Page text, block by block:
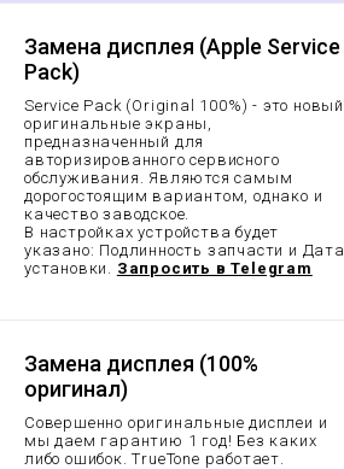
Замена дисплея (Apple Service
Pack)
Service Pack (Original 100%) - это новый
оригинальные экраны,
предназначенный для
авторизированного сервисного
обслуживания. Являются самым
дорогостоящим вариантом, однако и
качество заводское.
В настройках устройства будет
указано: Подлинность запчасти и Дата
установки. Запросить в Telegram
Замена дисплея (100%
оригинал)
Совершенно оригинальные дисплеи и
мы даем гарантию 1 год! Без каких
либо ошибок. TrueTone работает.